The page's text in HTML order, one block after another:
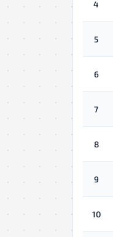
4
5
6
7
8
9
10